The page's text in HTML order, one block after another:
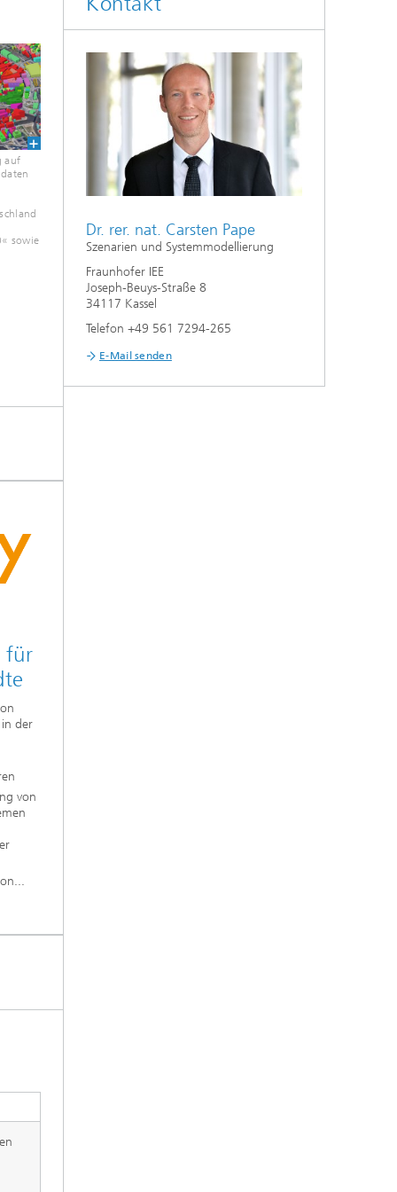
auf
sowie
für
der
von
Dr. rer. nat. Carsten Pape
Szenarien und Systemmodellierung
Fraunhofer IEE
Joseph-Beuys-Straße 8
34117 Kassel
Telefon +49 561 7294-265
E-Mail senden